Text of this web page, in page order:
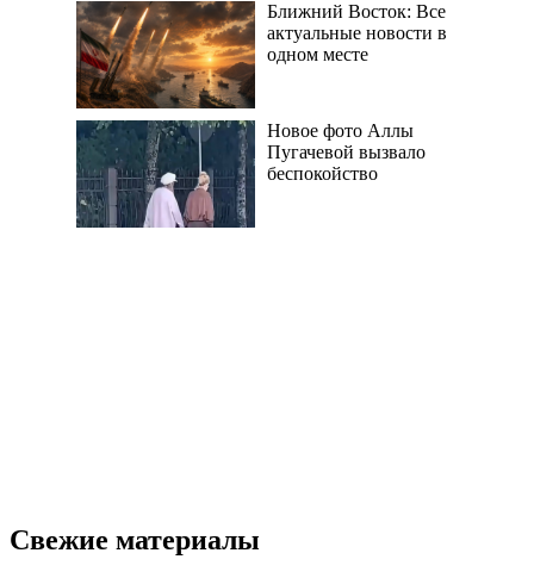
Ближний Восток: Все
актуальные новости в
одном месте
Новое фото Аллы
Пугачевой вызвало
беспокойство
Свежие материалы